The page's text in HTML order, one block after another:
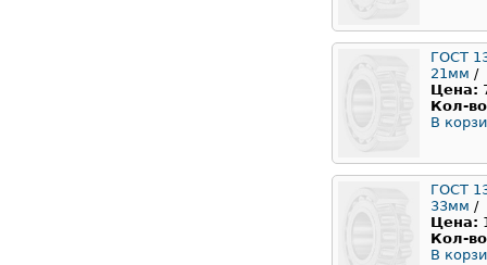
ГОСТ
21мм /
Цена:
Кол-
В
ГОСТ
33мм /
Цена:
Кол-
В